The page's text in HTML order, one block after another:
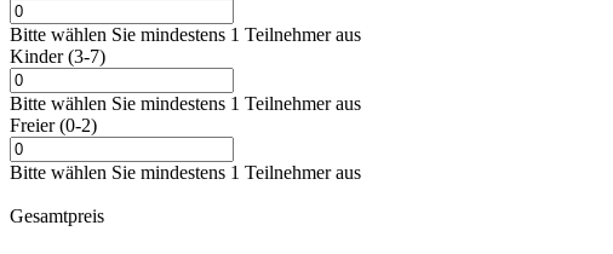
Bitte wählen Sie mindestens 1 Teilnehmer aus
Kinder (3-7)
Bitte wählen Sie mindestens 1 Teilnehmer aus
Freier (0-2)
Bitte wählen Sie mindestens 1 Teilnehmer aus
Gesamtpreis